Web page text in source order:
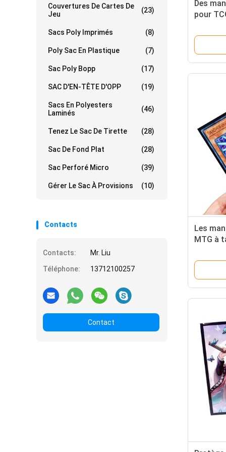
Couvertures De Cartes De
Jeu
(23)
Sacs Poly Imprimés (8)
Poly Sac En Plastique (7)
Sac Poly Bopp (17)
SAC D'EN-TÊTE D'OPP (19)
Sacs En Polyesters
Laminés
(46)
Tenez Le Sac De Tirette (28)
Sac De Fond Plat (28)
Sac Perforé Micro (39)
Gérer Le Sac À Provisions (10)
Contacts
Contacts:
Mr. Liu
Téléphone:
13712100257
Contact
Des
pour
de jeu
Les
MTG à